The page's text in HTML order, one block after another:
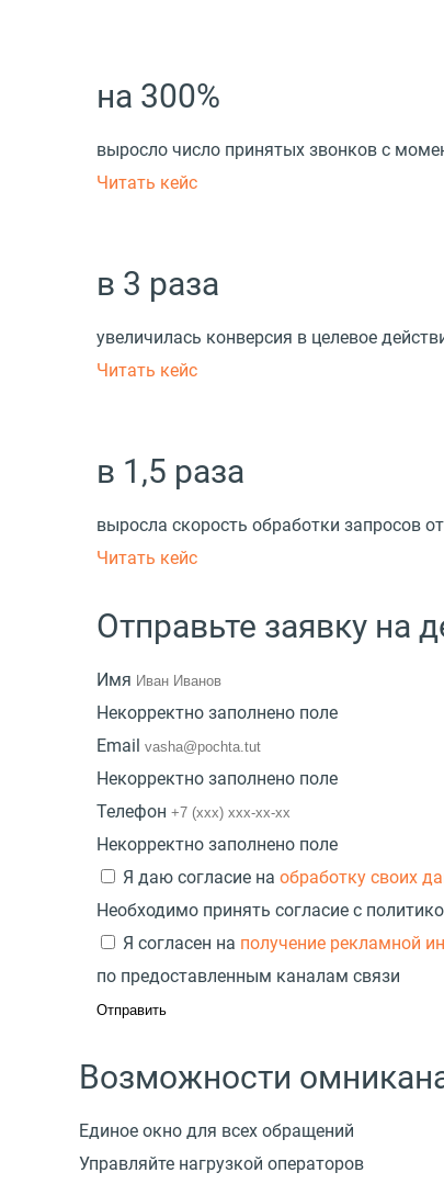
на 300%
выросло число принятых звонков с
Читать кейс
в 3 раза
увеличилась конверсия в целевое
Читать кейс
в 1,5 раза
выросла скорость обработки запросов
Читать кейс
Отправьте заявку на
Имя
Некорректно заполнено поле
Email
Некорректно заполнено поле
Телефон
Некорректно заполнено поле
Я даю согласие на обработку своих
Необходимо принять согласие с
Я согласен на получение рекламной
по предоставленным каналам связи
Возможности
Единое окно для всех обращений
Управляйте нагрузкой операторов